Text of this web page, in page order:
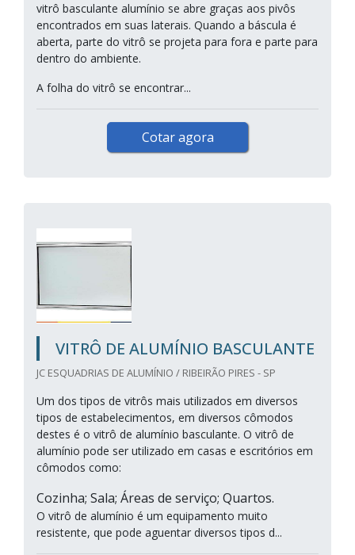
vitrô basculante alumínio se abre graças aos pivôs
encontrados em suas laterais. Quando a báscula é
aberta, parte do vitrô se projeta para fora e parte para
dentro do ambiente.
A folha do vitrô se encontrar...
Cotar agora
VITRÔ DE ALUMÍNIO BASCULANTE
JC ESQUADRIAS DE ALUMÍNIO / RIBEIRÃO PIRES - SP
Um dos tipos de vitrôs mais utilizados em diversos
tipos de estabelecimentos, em diversos cômodos
destes é o vitrô de alumínio basculante. O vitrô de
alumínio pode ser utilizado em casas e escritórios em
cômodos como:
Cozinha; Sala; Áreas de serviço; Quartos.
O vitrô de alumínio é um equipamento muito
resistente, que pode aguentar diversos tipos d...